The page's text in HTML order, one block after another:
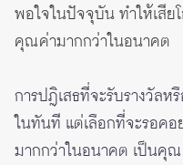
พอใจในปัจจุบัน ทำให้เสี
คุณค่ามากกว่าในอนาคต
การปฎิเสธที่จะรับรางวัล
ในทันที แต่เลือกที่จะรอค
มากกว่าในอนาคต เป็น